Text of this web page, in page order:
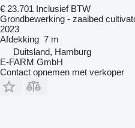
€ 23.701 Inclusief BTW
Grondbewerking - zaaibed
2023
Afdekking 7 m
Duitsland, Hamburg
E-FARM GmbH
Contact opnemen met verkoper